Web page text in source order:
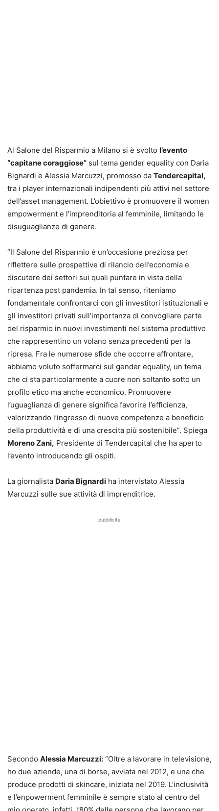
Al Salone del Risparmio a Milano si è svolto l’evento
“capitane coraggiose” sul tema gender equality con Daria
Bignardi e Alessia Marcuzzi, promosso da Tendercapital,
tra i player internazionali indipendenti più attivi nel settore
dell’asset management. L’obiettivo è promuovere il women
empowerment e l’imprenditoria al femminile, limitando le
disuguaglianze di genere.
“Il Salone del Risparmio è un’occasione preziosa per
riflettere sulle prospettive di rilancio dell’economia e
discutere dei settori sui quali puntare in vista della
ripartenza post pandemia. In tal senso, riteniamo
fondamentale confrontarci con gli investitori istituzionali e
gli investitori privati sull’importanza di convogliare parte
del risparmio in nuovi investimenti nel sistema produttivo
che rappresentino un volano senza precedenti per la
ripresa. Fra le numerose sfide che occorre affrontare,
abbiamo voluto soffermarci sul gender equality, un tema
che ci sta particolarmente a cuore non soltanto sotto un
profilo etico ma anche economico. Promuovere
l’uguaglianza di genere significa favorire l’efficienza,
valorizzando l’ingresso di nuove competenze a beneficio
della produttività e di una crescita più sostenibile”. Spiega
Moreno Zani, Presidente di Tendercapital che ha aperto
l’evento introducendo gli ospiti.
La giornalista Daria Bignardi ha intervistato Alessia
Marcuzzi sulle sue attività di imprenditrice.
pubblicità
Secondo Alessia Marcuzzi: “Oltre a lavorare in televisione,
ho due aziende, una di borse, avviata nel 2012, e una che
produce prodotti di skincare, iniziata nel 2019. L’inclusività
e l’enpowerment femminile è sempre stato al centro del